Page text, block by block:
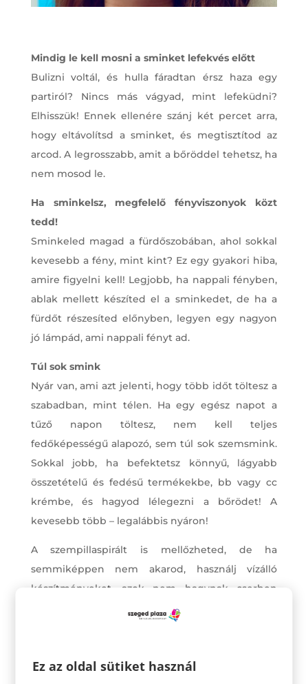
Mindig le kell mosni a sminket lefekvés előtt
Bulizni voltál, és hulla fáradtan érsz haza egy
partiról? Nincs más vágyad, mint lefeküdni?
Elhisszük! Ennek ellenére szánj két percet arra,
hogy eltávolítsd a sminket, és megtisztítod az
arcod. A legrosszabb, amit a bőröddel tehetsz, ha
nem mosod le.
Ha sminkelsz, megfelelő fényviszonyok közt
tedd!
Sminkeled magad a fürdőszobában, ahol sokkal
kevesebb a fény, mint kint? Ez egy gyakori hiba,
amire figyelni kell! Legjobb, ha nappali fényben,
ablak mellett készíted el a sminkedet, de ha a
fürdőt részesíted előnyben, legyen egy nagyon
jó lámpád, ami nappali fényt ad.
Túl sok smink
Nyár van, ami azt jelenti, hogy több időt töltesz a
szabadban, mint télen. Ha egy egész napot a
tűző napon töltesz, nem kell teljes
fedőképességű alapozó, sem túl sok szemsmink.
Sokkal jobb, ha befektetsz könnyű, lágyabb
összetételű és fedésű termékekbe, bb vagy cc
krémbe, és hagyod lélegezni a bőrödet! A
kevesebb több – legalábbis nyáron!
A szempillaspirált is mellőzheted, de ha
semmiképpen nem akarod, használj vízálló
készítményeket, azok nem hagynak cserben
úszás közben sem, és az izzadás sem tesz kárt
Ez az oldal sütiket használ